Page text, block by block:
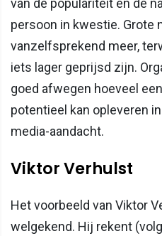
persoon in kwestie. Grote
vanzelfsprekend meer,
iets lager geprijsd zijn.
goed afwegen hoeveel
potentieel kan opleveren
media-aandacht.
Viktor Verhulst
Het voorbeeld van Viktor
welgekend. Hij rekent